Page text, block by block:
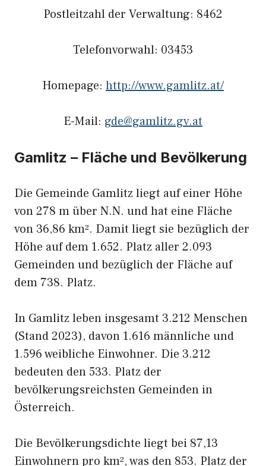
Postleitzahl der Verwaltung: 8462
Telefonvorwahl: 03453
Homepage: http://www.gamlitz.at/
E-Mail: gde@gamlitz.gv.at
Gamlitz – Fläche und Bevölkerung
Die Gemeinde Gamlitz liegt auf einer Höhe
von 278 m über N.N. und hat eine Fläche
von 36,86 km². Damit liegt sie bezüglich der
Höhe auf dem 1.652. Platz aller 2.093
Gemeinden und bezüglich der Fläche auf
dem 738. Platz.
In Gamlitz leben insgesamt 3.212 Menschen
(Stand 2023), davon 1.616 männliche und
1.596 weibliche Einwohner. Die 3.212
bedeuten den 533. Platz der
bevölkerungsreichsten Gemeinden in
Österreich.
Die Bevölkerungsdichte liegt bei 87,13
Einwohnern pro km², was den 853. Platz der